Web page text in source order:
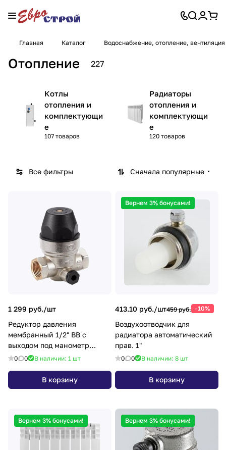
Главная Каталог Водоснабжение, отопление, вентиляция
Отопление 227
Котлы
отопления и
комплектующи
е
107 товаров
Радиаторы
отопления и
комплектующи
е
120 товаров
Все фильтры Сначала популярные
1 299 руб./шт
Редуктор давления
мембранный 1/2" ВВ с
выходом под манометр
ZEGOR QS-3432
0 0 В наличии: 1 шт
В корзину
Вернем 3% бонусами!
413.10 руб./шт459 руб. -10%
Воздухоотводчик для
радиатора автоматический
прав. 1"
0 0 В наличии: 8 шт
В корзину
Вернем 3% бонусами! Вернем 3% бонусами!